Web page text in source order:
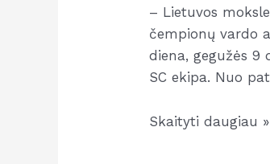
– Lietuvos
čempionų vardo
diena, gegužės 9
SC ekipa. Nuo
Lietuvos
Skaityti daugiau »